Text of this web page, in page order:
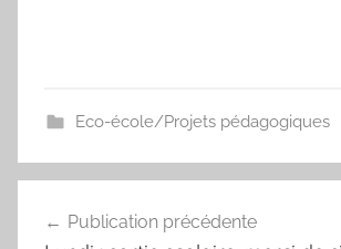
Eco-école/Projets pédagogiques
de
Publication précédente